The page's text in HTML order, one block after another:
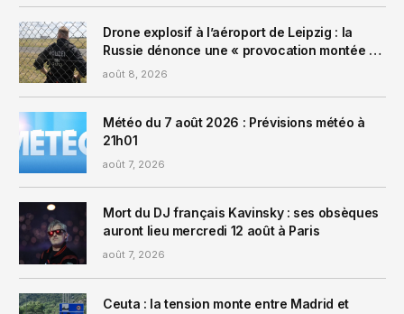
Drone explosif à l’aéroport de Leipzig : la
Russie dénonce une « provocation montée de
toutes pièces » et accuse l’Ukraine
août 8, 2026
Météo du 7 août 2026 : Prévisions météo à
21h01
août 7, 2026
Mort du DJ français Kavinsky : ses obsèques
auront lieu mercredi 12 août à Paris
août 7, 2026
Ceuta : la tension monte entre Madrid et